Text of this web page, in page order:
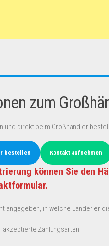
zum
und direkt beim Großhändler
bestellen Kontakt aufnehmen
können Sie den
angegeben, in welche Länder er
akzeptierte Zahlungsarten